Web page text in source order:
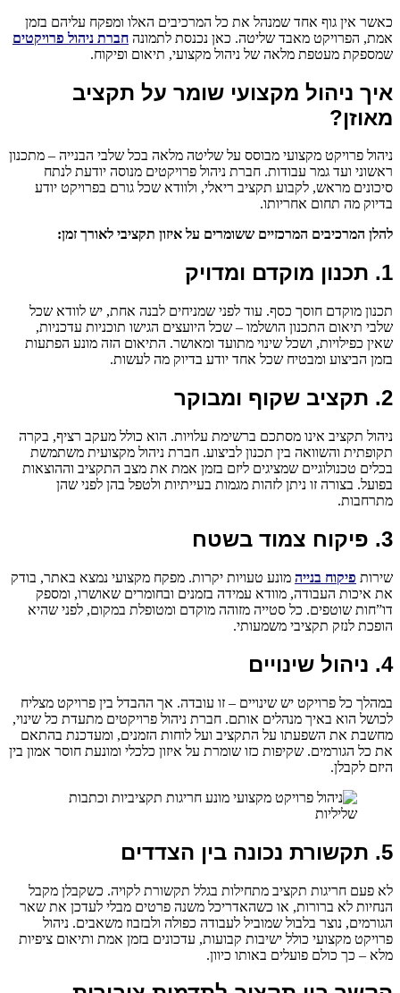
כאשר אין גוף אחד שמנהל את כל המרכיבים האלו ומפקח עליהם בזמן
אמת, הפרויקט מאבד שליטה. כאן נכנסת לתמונה חברת ניהול פרויקטים
שמספקת מעטפת מלאה של ניהול מקצועי, תיאום ופיקוח.
איך ניהול מקצועי שומר על תקציב
מאוזן?
ניהול פרויקט מקצועי מבוסס על שליטה מלאה בכל שלבי הבנייה – מתכנון
ראשוני ועד גמר עבודות. חברת ניהול פרויקטים מנוסה יודעת לנתח
סיכונים מראש, לקבוע תקציב ריאלי, ולוודא שכל גורם בפרויקט יודע
בדיוק מה תחום אחריותו.
להלן המרכיבים המרכזיים ששומרים על איזון תקציבי לאורך זמן:
1. תכנון מוקדם ומדויק
תכנון מוקדם חוסך כסף. עוד לפני שמניחים לבנה אחת, יש לוודא שכל
שלבי תיאום התכנון הושלמו – שכל היועצים הגישו תוכניות עדכניות,
שאין כפילויות, ושכל שינוי מתועד ומאושר. התיאום הזה מונע הפתעות
בזמן הביצוע ומבטיח שכל אחד יודע בדיוק מה לעשות.
2. תקציב שקוף ומבוקר
ניהול תקציב אינו מסתכם ברשימת עלויות. הוא כולל מעקב רציף, בקרה
תקופתית והשוואה בין תכנון לביצוע. חברת ניהול מקצועית משתמשת
בכלים טכנולוגיים שמציגים ליזם בזמן אמת את מצב התקציב וההוצאות
בפועל. בצורה זו ניתן לזהות מגמות בעייתיות ולטפל בהן לפני שהן
מתרחבות.
3. פיקוח צמוד בשטח
שירות פיקוח בנייה מונע טעויות יקרות. מפקח מקצועי נמצא באתר, בודק
את איכות העבודה, מוודא עמידה בזמנים ובחומרים שאושרו, ומספק
דו”חות שוטפים. כל סטייה מזוהה מוקדם ומטופלת במקום, לפני שהיא
הופכת לנזק תקציבי משמעותי.
4. ניהול שינויים
במהלך כל פרויקט יש שינויים – זו עובדה. אך ההבדל בין פרויקט מצליח
לכושל הוא באיך מנהלים אותם. חברת ניהול פרויקטים מתעדת כל שינוי,
מחשבת את השפעתו על התקציב ועל לוחות הזמנים, ומעדכנת בהתאם
את כל הגורמים. שקיפות כזו שומרת על איזון כלכלי ומונעת חוסר אמון בין
היזם לקבלן.
5. תקשורת נכונה בין הצדדים
לא פעם חריגות תקציב מתחילות בגלל תקשורת לקויה. כשקבלן מקבל
הנחיות לא ברורות, או כשהאדריכל משנה פרטים מבלי לעדכן את שאר
הגורמים, נוצר בלבול שמוביל לעבודה כפולה ולבזבוז משאבים. ניהול
פרויקט מקצועי כולל ישיבות קבועות, עדכונים בזמן אמת ותיאום ציפיות
מלא – כך כולם פועלים באותו כיוון.